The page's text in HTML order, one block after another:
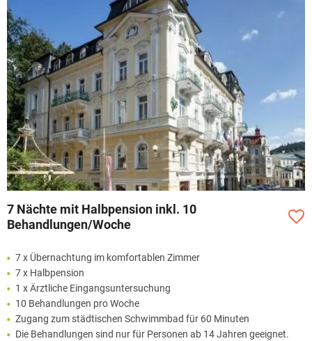
7 Nächte mit Halbpension inkl. 10
Behandlungen/Woche
7 x Übernachtung im komfortablen Zimmer
7 x Halbpension
1 x Ärztliche Eingangsuntersuchung
10 Behandlungen pro Woche
Zugang zum städtischen Schwimmbad für 60 Minuten
Die Behandlungen sind nur für Personen ab 14 Jahren geeignet.